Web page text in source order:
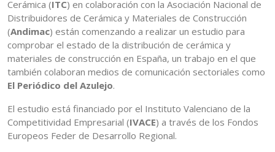
Cerámica (ITC) en colaboración con la Asociación Nacional de
Distribuidores de Cerámica y Materiales de Construcción
(Andimac) están comenzando a realizar un estudio para
comprobar el estado de la distribución de cerámica y
materiales de construcción en España, un trabajo en el que
también colaboran medios de comunicación sectoriales como
El Periódico del Azulejo.
El estudio está financiado por el Instituto Valenciano de la
Competitividad Empresarial (IVACE) a través de los Fondos
Europeos Feder de Desarrollo Regional.